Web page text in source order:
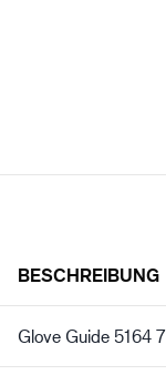
BESCHREIBUNG
Glove Guide 5164 7